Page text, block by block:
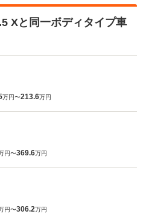
Xと同一ボディタイプ車
万円〜213.6万円
円〜369.6万円
円〜306.2万円